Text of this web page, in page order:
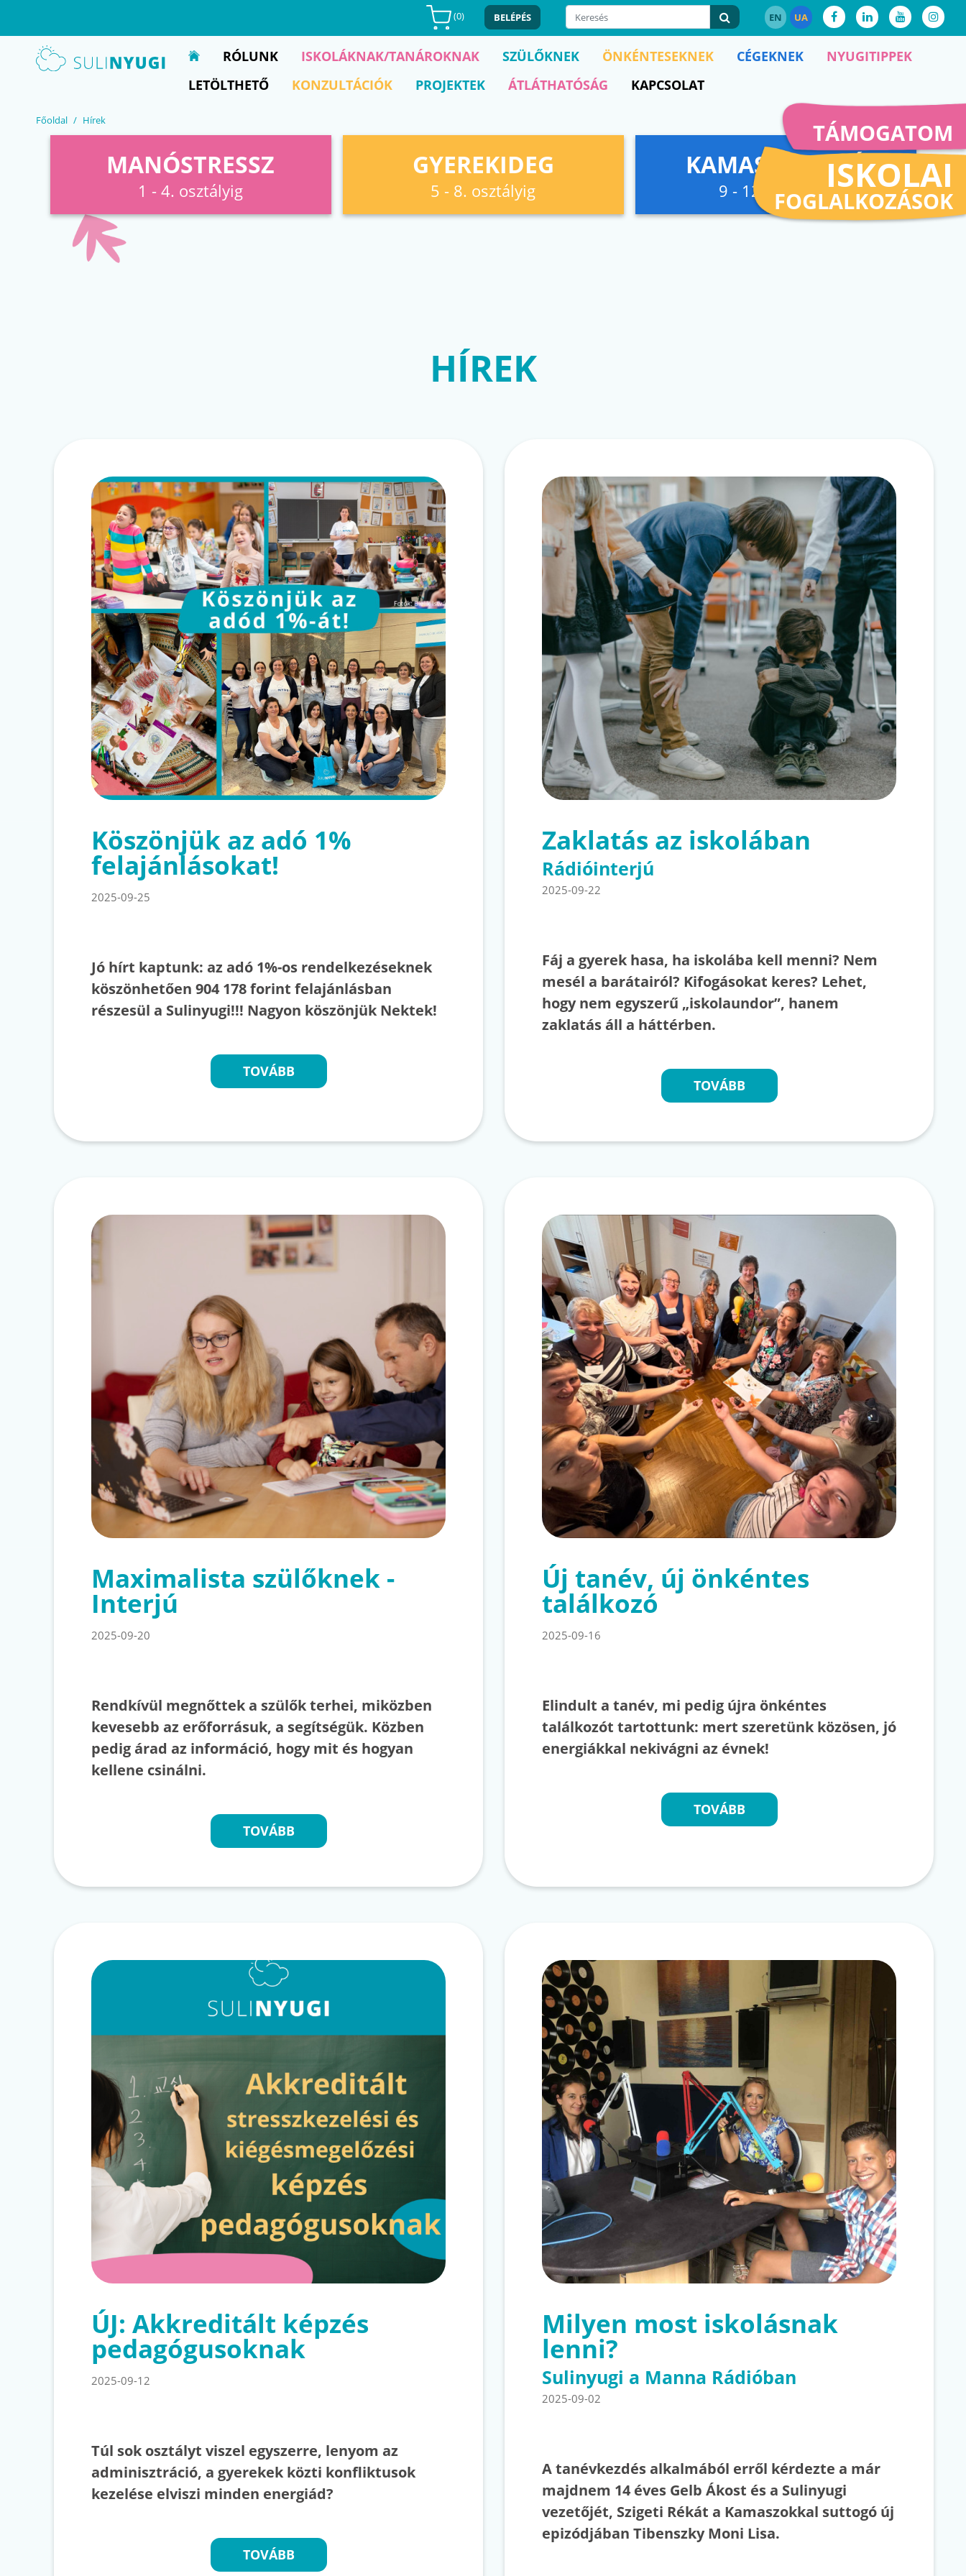
(0) BELÉPÉS EN UA
TÁMOGATOM
ISKOLAI
FOGLALKOZÁSOK
RÓLUNK ISKOLÁKNAK/TANÁROKNAK SZÜLŐKNEK ÖNKÉNTESEKNEK CÉGEKNEK
NYUGITIPPEK
LETÖLTHETŐ
KONZULTÁCIÓK PROJEKTEK ÁTLÁTHATÓSÁG KAPCSOLAT
Főoldal Hírek
MANÓSTRESSZ
1 - 4. osztályig
GYEREKIDEG
5 - 8. osztályig
KAMASZFESZKÓ
9 - 12. osztályig
HÍREK
Köszönjük az adó 1%
felajánlásokat!
2025-09-25
Jó hírt kaptunk: az adó 1%-os rendelkezéseknek
köszönhetően 904 178 forint felajánlásban
részesül a Sulinyugi!!! Nagyon köszönjük Nektek!
TOVÁBB
Zaklatás az iskolában
Rádióinterjú
2025-09-22
Fáj a gyerek hasa, ha iskolába kell menni? Nem
mesél a barátairól? Kifogásokat keres? Lehet,
hogy nem egyszerű „iskolaundor”, hanem
zaklatás áll a háttérben.
TOVÁBB
Maximalista szülőknek -
Interjú
2025-09-20
Rendkívül megnőttek a szülők terhei, miközben
kevesebb az erőforrásuk, a segítségük. Közben
pedig árad az információ, hogy mit és hogyan
kellene csinálni.
TOVÁBB
Új tanév, új önkéntes
találkozó
2025-09-16
Elindult a tanév, mi pedig újra önkéntes
találkozót tartottunk: mert szeretünk közösen, jó
energiákkal nekivágni az évnek!
TOVÁBB
ÚJ: Akkreditált képzés
pedagógusoknak
2025-09-12
Túl sok osztályt viszel egyszerre, lenyom az
adminisztráció, a gyerekek közti konfliktusok
kezelése elviszi minden energiád?
TOVÁBB
Milyen most iskolásnak
lenni?
Sulinyugi a Manna Rádióban
2025-09-02
A tanévkezdés alkalmából erről kérdezte a már
majdnem 14 éves Gelb Ákost és a Sulinyugi
vezetőjét, Szigeti Rékát a Kamaszokkal suttogó új
epizódjában Tibenszky Moni Lisa.